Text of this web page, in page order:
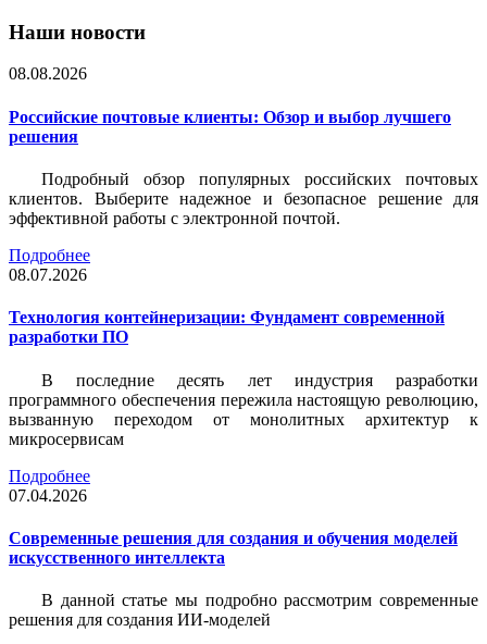
Наши новости
08.08.2026
Российские почтовые клиенты: Обзор и выбор лучшего
решения
Подробный обзор популярных российских почтовых
клиентов. Выберите надежное и безопасное решение для
эффективной работы с электронной почтой.
Подробнее
08.07.2026
Технология контейнеризации: Фундамент современной
разработки ПО
В последние десять лет индустрия разработки
программного обеспечения пережила настоящую революцию,
вызванную переходом от монолитных архитектур к
микросервисам
Подробнее
07.04.2026
Современные решения для создания и обучения моделей
искусственного интеллекта
В данной статье мы подробно рассмотрим современные
решения для создания ИИ-моделей